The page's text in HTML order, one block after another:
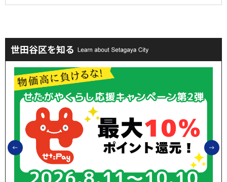
世田谷区を知る
前のスライドを表示